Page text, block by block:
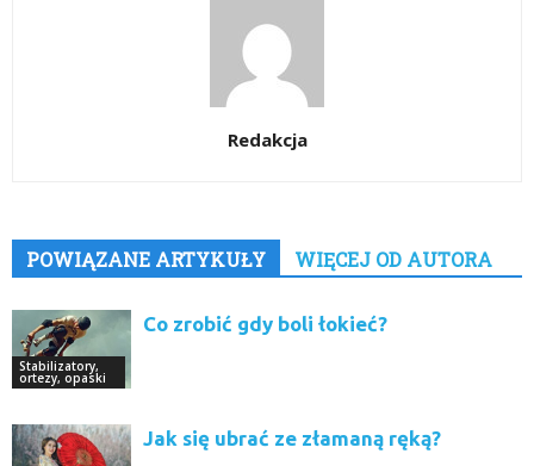
Redakcja
POWIĄZANE ARTYKUŁY WIĘCEJ OD AUTORA
Stabilizatory,
ortezy, opaski
Co zrobić gdy boli łokieć?
Jak się ubrać ze złamaną ręką?